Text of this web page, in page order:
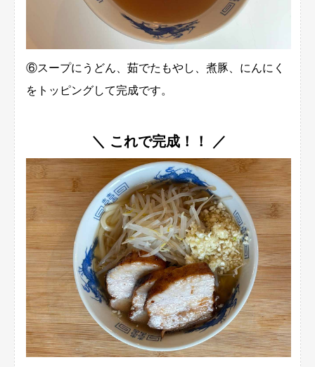
⑥スープにうどん、茹でたもやし、煮豚、にんにく
をトッピングして完成です。
＼ これで完成！！ ／